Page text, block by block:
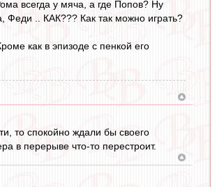
всегда у мяча, а где Попов? Ну
Феди .. КАК??? Как так можно играть?
как в эпизоде с пенкой его
то спокойно ждали бы своего
в перерыве что-то перестроит.